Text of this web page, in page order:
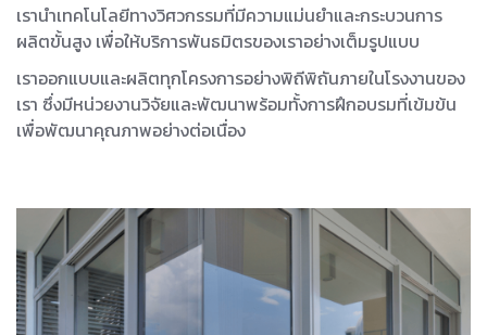
เรานำเทคโนโลยีทางวิศวกรรมที่มีความแม่นยำและกระบวนการ
ผลิตขั้นสูง เพื่อให้บริการพันธมิตรของเราอย่างเต็มรูปแบบ
เราออกแบบและผลิตทุกโครงการอย่างพิถีพิถันภายในโรงงานของ
เรา ซึ่งมีหน่วยงานวิจัยและพัฒนาพร้อมทั้งการฝึกอบรมที่เข้มข้น
เพื่อพัฒนาคุณภาพอย่างต่อเนื่อง